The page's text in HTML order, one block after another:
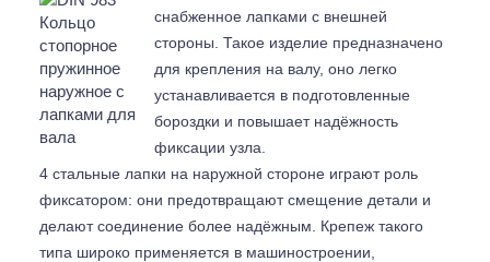
снабженное лапками с внешней
стороны. Такое изделие предназначено
для крепления на валу, оно легко
устанавливается в подготовленные
бороздки и повышает надёжность
фиксации узла.
4 стальные лапки на наружной стороне играют роль
фиксатором: они предотвращают смещение детали и
делают соединение более надёжным. Крепеж такого
типа широко применяется в машиностроении,